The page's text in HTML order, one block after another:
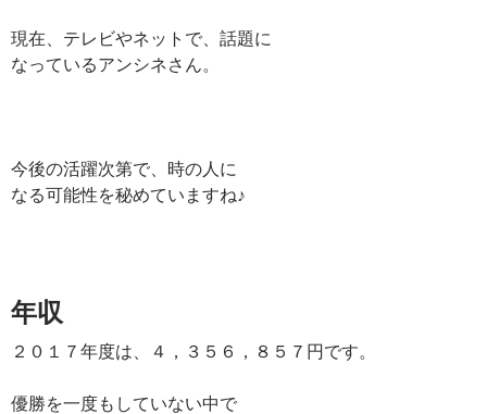
現在、テレビやネットで、話題に
なっているアンシネさん。
今後の活躍次第で、時の人に
なる可能性を秘めていますね♪
年収
２０１７年度は、４，３５６，８５７円です。
優勝を一度もしていない中で